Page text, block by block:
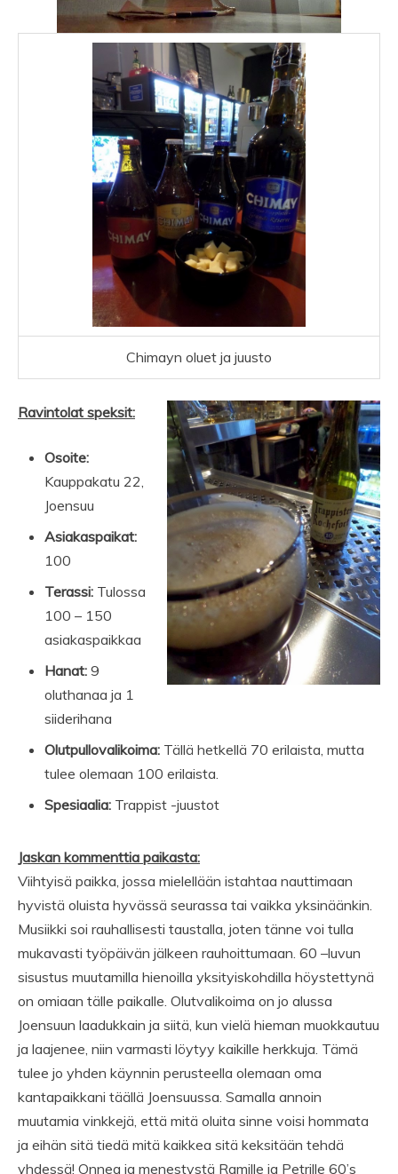
Chimayn oluet ja juusto
Ravintolat speksit:
Osoite:
Kauppakatu 22,
Joensuu
Asiakaspaikat:
100
Terassi: Tulossa
100 – 150
asiakaspaikkaa
Hanat: 9
oluthanaa ja 1
siiderihana
Olutpullovalikoima: Tällä hetkellä 70 erilaista, mutta
tulee olemaan 100 erilaista.
Spesiaalia: Trappist -juustot
Jaskan kommenttia paikasta:
Viihtyisä paikka, jossa mielellään istahtaa nauttimaan
hyvistä oluista hyvässä seurassa tai vaikka yksinäänkin.
Musiikki soi rauhallisesti taustalla, joten tänne voi tulla
mukavasti työpäivän jälkeen rauhoittumaan. 60 –luvun
sisustus muutamilla hienoilla yksityiskohdilla höystettynä
on omiaan tälle paikalle. Olutvalikoima on jo alussa
Joensuun laadukkain ja siitä, kun vielä hieman muokkautuu
ja laajenee, niin varmasti löytyy kaikille herkkuja. Tämä
tulee jo yhden käynnin perusteella olemaan oma
kantapaikkani täällä Joensuussa. Samalla annoin
muutamia vinkkejä, että mitä oluita sinne voisi hommata
ja eihän sitä tiedä mitä kaikkea sitä keksitään tehdä
yhdessä! Onnea ja menestystä Ramille ja Petrille 60’s